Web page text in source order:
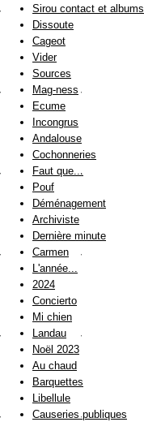
Sirou contact et albums
Dissoute
Cageot
Vider
Sources
Mag-ness
Ecume
Incongrus
Andalouse
Cochonneries
Faut que...
Pouf
Déménagement
Archiviste
Dernière minute
Carmen
L'année...
2024
Concierto
Mi chien
Landau
Noël 2023
Au chaud
Barquettes
Libellule
Causeries publiques